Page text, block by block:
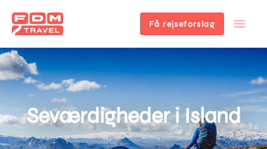
Gå
til
hovedindhold
Få rejseforslag
Seværdigheder i Island